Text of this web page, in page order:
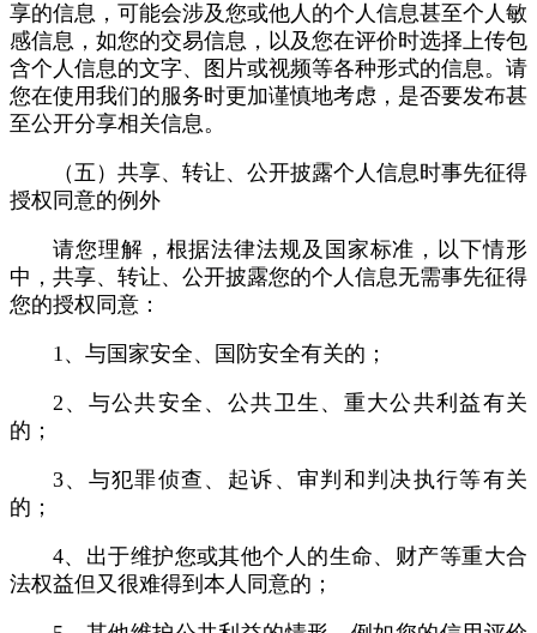
享的信息，可能会涉及您或他人的个人信息甚至个人敏
感信息，如您的交易信息，以及您在评价时选择上传包
含个人信息的文字、图片或视频等各种形式的信息。请
您在使用我们的服务时更加谨慎地考虑，是否要发布甚
至公开分享相关信息。
（五）共享、转让、公开披露个人信息时事先征得
授权同意的例外
请您理解，根据法律法规及国家标准，以下情形
中，共享、转让、公开披露您的个人信息无需事先征得
您的授权同意：
1、与国家安全、国防安全有关的；
2、与公共安全、公共卫生、重大公共利益有关
的；
3、与犯罪侦查、起诉、审判和判决执行等有关
的；
4、出于维护您或其他个人的生命、财产等重大合
法权益但又很难得到本人同意的；